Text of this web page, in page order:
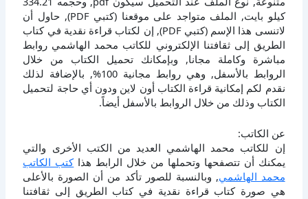
كيلو بايت, الملف متواجد على موقعنا (كتبي PDF), حاول أن
لاتنسى هذا الإسم (كتبي PDF), إن لكتاب قراءة نقدية في كتاب
الطريق إلى ثقافتنا الإلكتروني للكاتب محمد الهاشمي روابط
مباشرة وكاملة مجانا, وبإمكانك تحميل الكتاب من خلال
الروابط بالأسفل, وهي روابط مجانية 100%, بالإضافة لذلك
نقدم لكم إمكانية قراءة الكتاب أون لاين ودون أي حاجة لتحميل
الكتاب وذلك من خلال الروابط بالأسفل أيضاً.
عن الكاتب:
إن للكاتب محمد الهاشمي العديد من الكتب الأخرى والتي
يمكنك أن تتصفحها وتحملها من خلال الرابط هذاكتب الكاتب
محمد الهاشمي, وبالنسبة للصور تأكد من أن الصورة بالأعلى
هي صورة كتاب قراءة نقدية في كتاب الطريق إلى ثقافتنا